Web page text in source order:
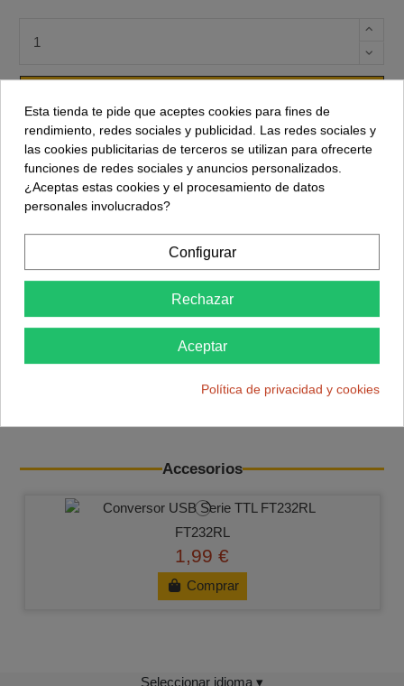
Detalles del producto
Reviews(0)
Accesorios
FT232RL
1,99 €
Comprar
Seleccionar idioma ▾
Esta tienda te pide que aceptes cookies para fines de
rendimiento, redes sociales y publicidad. Las redes sociales y
las cookies publicitarias de terceros se utilizan para ofrecerte
funciones de redes sociales y anuncios personalizados.
¿Aceptas estas cookies y el procesamiento de datos
personales involucrados?
Configurar
Rechazar
Aceptar
Política de privacidad y cookies